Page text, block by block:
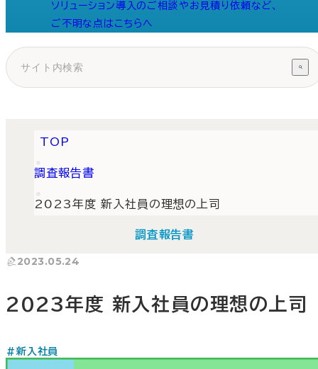
ソリューション導入のご相談やお見積り依頼など、
ご不明な点はこちらへ
TOP
調査報告書
2023年度 新入社員の理想の上司
調査報告書
2023.05.24
2023年度 新入社員の理想の上司
#新入社員